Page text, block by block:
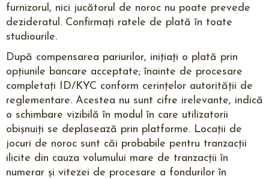
furnizorul, nici jucătorul de noroc nu poate prevede
dezideratul. Confirmați ratele de plată în toate
studiourile.
După compensarea pariurilor, inițiați o plată prin
opțiunile bancare acceptate; înainte de procesare
completați ID/KYC conform cerințelor autorității de
reglementare. Acestea nu sunt cifre irelevante, indică
o schimbare vizibilă în modul în care utilizatorii
obișnuiți se deplasează prin platforme. Locații de
jocuri de noroc sunt căi probabile pentru tranzacții
ilicite din cauza volumului mare de tranzacții în
numerar și vitezei de procesare a fondurilor în